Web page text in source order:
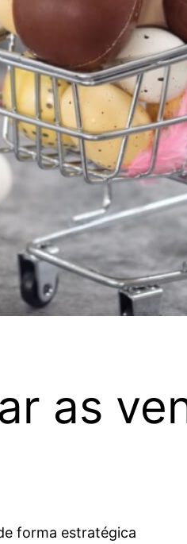
as
forma estratégica